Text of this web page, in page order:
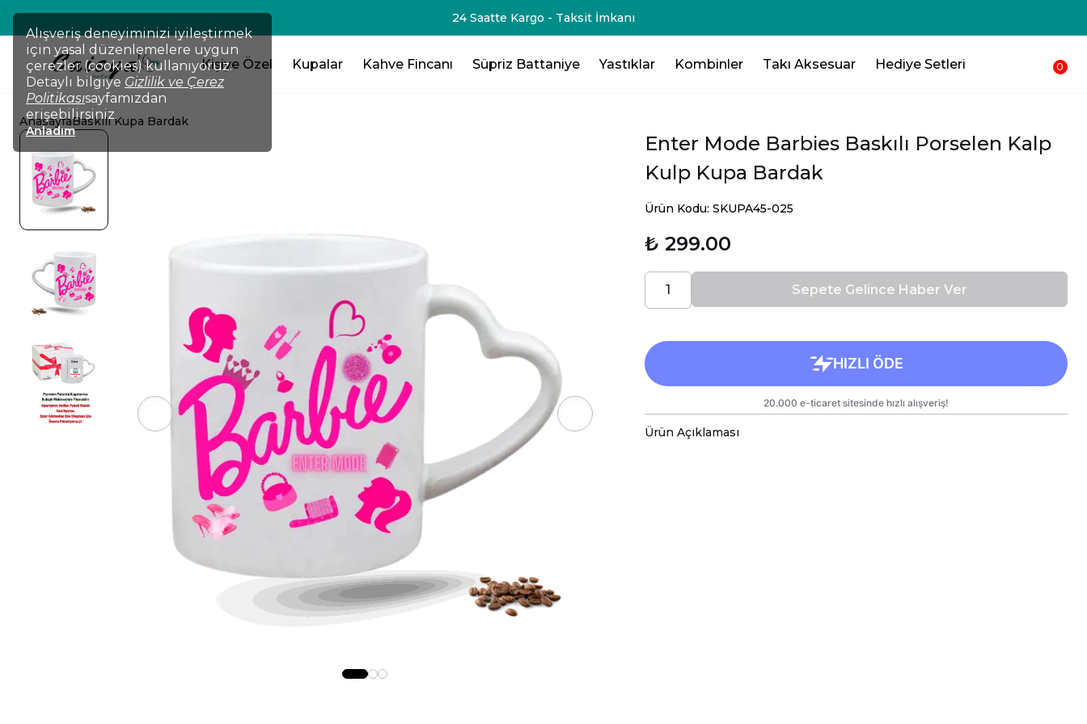
Alışveriş deneyiminizi iyileştirmek
için yasal düzenlemelere uygun
çerezler (cookies) kullanıyoruz.
Detaylı bilgiye Gizlilik ve Çerez
Politikasısayfamızdan
erişebilirsiniz.
Anladım
Ücretsiz Hızlı Kargo
Kişiye Özel Kupalar Kahve Fincanı Süpriz Battaniye Yastıklar Kombinler Takı Aksesuar Hediye Setleri 0
AnasayfaBaskılı Kupa Bardak
Enter Mode Barbies Baskılı Porselen Kalp
Kulp Kupa Bardak
Ürün Kodu: SKUPA45-025
₺ 299.00
Sepete Gelince Haber Ver
Ürün Açıklaması